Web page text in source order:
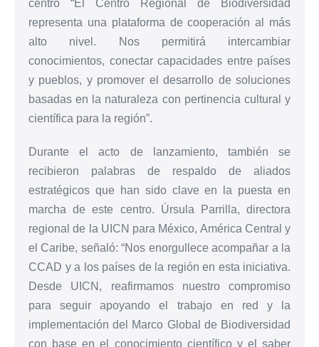
centro “El Centro Regional de Biodiversidad
representa una plataforma de cooperación al más
alto nivel. Nos permitirá intercambiar
conocimientos, conectar capacidades entre países
y pueblos, y promover el desarrollo de soluciones
basadas en la naturaleza con pertinencia cultural y
científica para la región”.
Durante el acto de lanzamiento, también se
recibieron palabras de respaldo de aliados
estratégicos que han sido clave en la puesta en
marcha de este centro. Úrsula Parrilla, directora
regional de la UICN para México, América Central y
el Caribe, señaló: “Nos enorgullece acompañar a la
CCAD y a los países de la región en esta iniciativa.
Desde UICN, reafirmamos nuestro compromiso
para seguir apoyando el trabajo en red y la
implementación del Marco Global de Biodiversidad
con base en el conocimiento científico y el saber